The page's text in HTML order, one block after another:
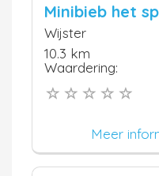
Minibieb het
Wijster
10.3 km
Waardering:
Meer